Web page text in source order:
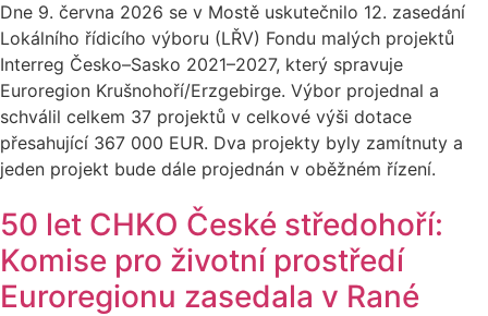
Dne 9. června 2026 se v Mostě uskutečnilo 12. zasedání
Lokálního řídicího výboru (LŘV) Fondu malých projektů
Interreg Česko–Sasko 2021–2027, který spravuje
Euroregion Krušnohoří/Erzgebirge. Výbor projednal a
schválil celkem 37 projektů v celkové výši dotace
přesahující 367 000 EUR. Dva projekty byly zamítnuty a
jeden projekt bude dále projednán v oběžném řízení.
50 let CHKO České středohoří:
Komise pro životní prostředí
Euroregionu zasedala v Rané